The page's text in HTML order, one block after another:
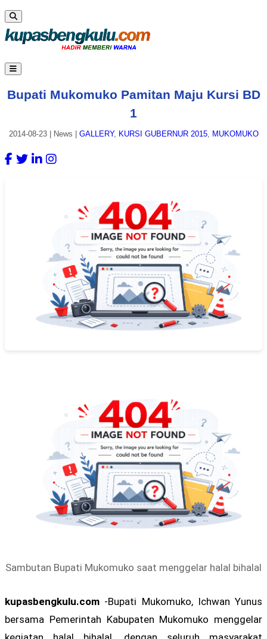
Bupati Mukomuko Pamitan Maju Kursi BD
1
2014-08-23| News GALLERY, KURSI GUBERNUR 2015, MUKOMUKO
Sambutan Bupati Mukomuko saat menggelar halal bihalal
kupasbengkulu.com -Bupati Mukomuko, Ichwan Yunus
bersama Pemerintah Kabupaten Mukomuko menggelar